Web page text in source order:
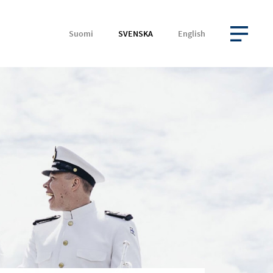
Suomi SVENSKA English
ÖPPNA MENYN